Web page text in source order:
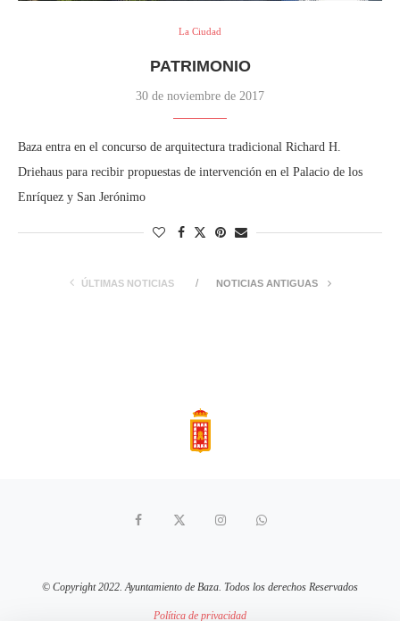
La Ciudad
PATRIMONIO
30 de noviembre de 2017
Baza entra en el concurso de arquitectura tradicional Richard H.
Driehaus para recibir propuestas de intervención en el Palacio de los
Enríquez y San Jerónimo
ÚLTIMAS NOTICIAS NOTICIAS ANTIGUAS
© Copyright 2022. Ayuntamiento de Baza. Todos los derechos Reservados
Política de privacidad